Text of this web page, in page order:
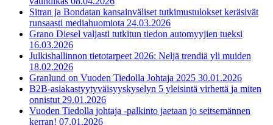
Sitran ja Bondatan kansainväliset tutkimustulokset keräsivät
runsaasti mediahuomiota 24.03.2026
Grano Diesel valjasti tutkitun tiedon automyyjien tueksi
16.03.2026
Julkishallinnon tietotarpeet 2026: Neljä trendiä yli muiden
18.02.2026
Granlund on Vuoden Tiedolla Johtaja 2025 30.01.2026
B2B-asiakastyytyväisyyskyselyn 5 yleisintä virhettä ja miten
onnistut 29.01.2026
Vuoden Tiedolla johtaja -palkinto jaetaan jo seitsemännen
kerran! 07.01.2026